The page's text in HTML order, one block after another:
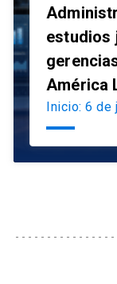
estudios
América
Inicio: 6 de